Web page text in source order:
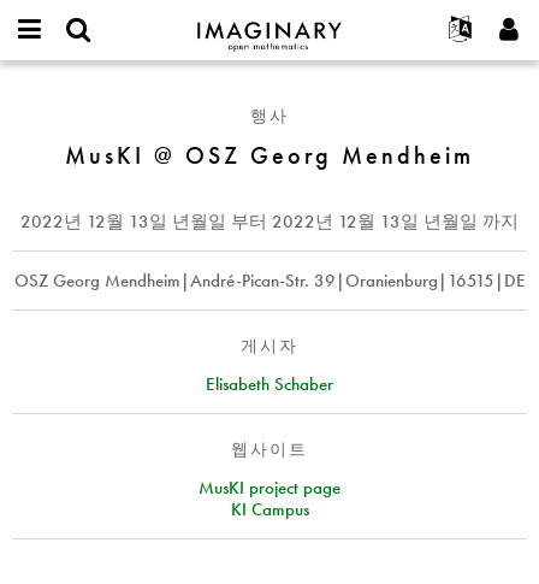
IMAGINARY
open
Français
Deutsch
Español
Türkçe
Programs
Galleries
Films
Texts
Exhibitions
나머지 보기...
프로젝트
참가하기
username
새로운 비밀번호 요청하기
Mendheim
행사
MusKI @ OSZ Georg Mendheim
2022년 12월 13일 년월일 부터 2022년 12월 13일 년월일 까지
OSZ Georg Mendheim|André-Pican-Str. 39|Oranienburg|16515|DE
게시자
Elisabeth Schaber
웹사이트
MusKI project page
KI Campus